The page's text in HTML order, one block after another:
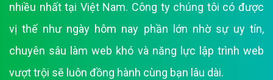
nhiều nhất tại Việt Nam. Công ty chúng tôi có được
vị thế như ngày hôm nay phần lớn nhờ sự uy tín,
chuyên sâu làm web khó và năng lực lập trình web
vượt trội sẽ luôn đồng hành cùng bạn lâu dài.